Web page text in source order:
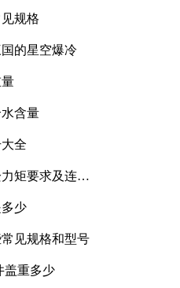
规格
的星空爆冷
含量
全
矩要求及连接
少
见规格和型号
盖重多少